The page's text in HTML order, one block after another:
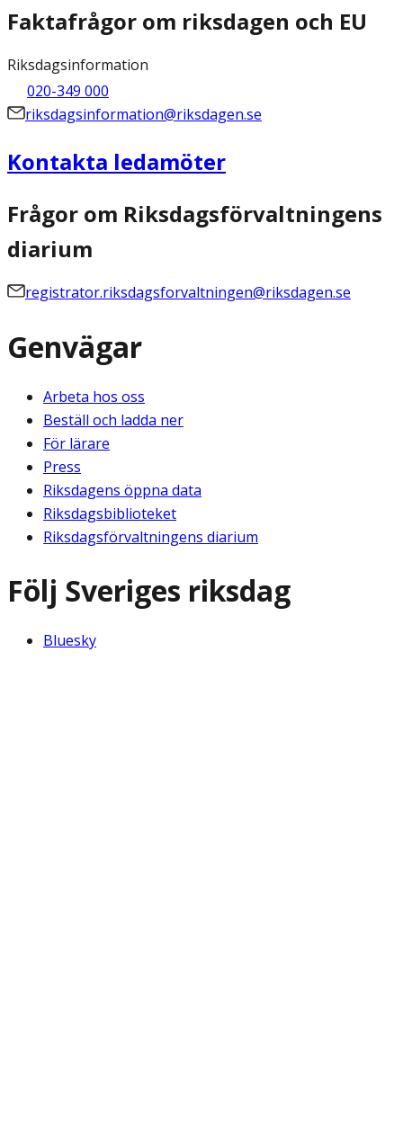
Faktafrågor om riksdagen och EU
Riksdagsinformation
020-349 000
riksdagsinformation@riksdagen.se
Kontakta ledamöter
Frågor om Riksdagsförvaltningens
diarium
registrator.riksdagsforvaltningen@riksdagen.se
Genvägar
Arbeta hos oss
Beställ och ladda ner
För lärare
Press
Riksdagens öppna data
Riksdagsbiblioteket
Riksdagsförvaltningens diarium
Följ Sveriges riksdag
Bluesky